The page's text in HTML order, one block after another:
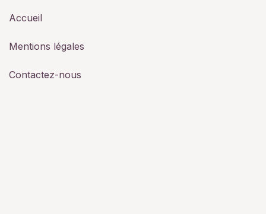
Accueil
Mentions légales
Contactez-nous